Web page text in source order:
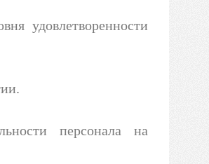
удовлетворенности
персонала на